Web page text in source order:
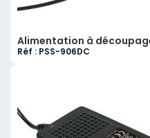
Alimentation à
Réf : PSS-906DC